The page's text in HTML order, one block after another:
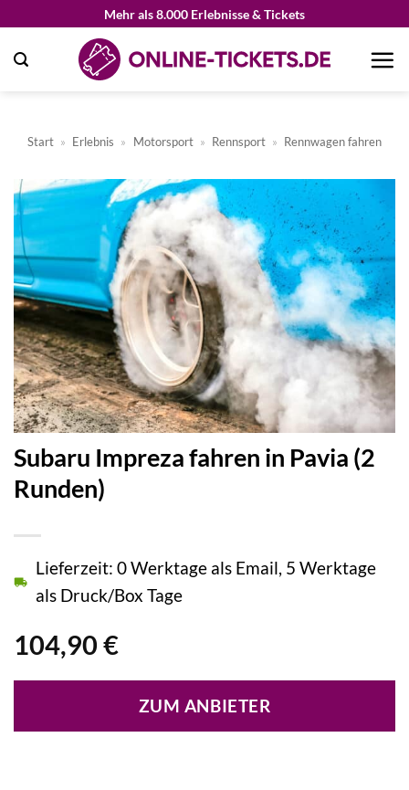
springen
Mehr als 8.000 Erlebnisse & Tickets
Start » Erlebnis » Motorsport » Rennsport » Rennwagen fahren
Subaru Impreza fahren in Pavia (2
Runden)
104,90 €
Lieferzeit: 0 Werktage als Email, 5 Werktage
als Druck/Box Tage
ZUM ANBIETER